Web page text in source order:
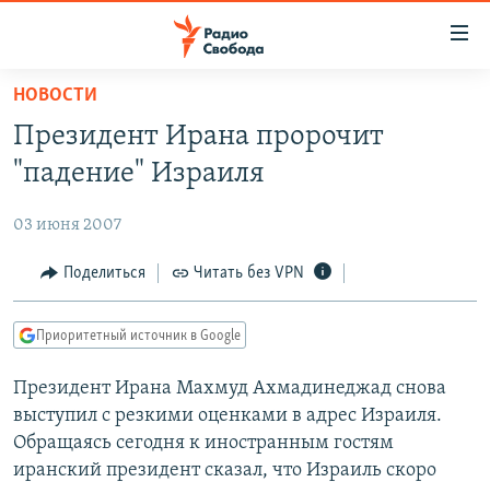
упрощенного
доступа
Вернуться
основному
Вернутся
главной
навигации
Вернутся
поиску
ПОДКАСТЫ
АВТОРСКИЕ ПРОЕКТЫ
ЦИТАТЫ СВОБОДЫ
МНЕНИЯ
IDEL.РЕАЛИИ
КАВКАЗ.РЕАЛИИ
СЕВЕР.РЕАЛИИ
СИБИРЬ.РЕАЛИИ
НОВОСТИ
Президент Ирана пророчит
"падение" Израиля
03 июня 2007
Поделиться Читать без VPN
Приоритетный источник в Google
Президент Ирана Махмуд Ахмадинеджад снова
выступил с резкими оценками в адрес Израиля.
Обращаясь сегодня к иностранным гостям
иранский президент сказал, что Израиль скоро